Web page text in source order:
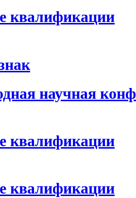
квалификации
научная
квалификации
квалификации